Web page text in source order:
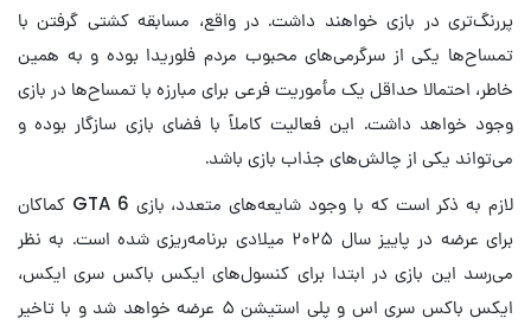
پررنگ‌تری در بازی خواهند داشت. در واقع، مسابقه کشتی گرفتن با
تمساح‌ها یکی از سرگرمی‌های محبوب مردم فلوریدا بوده و به همین
خاطر، احتمالا حداقل یک مأموریت فرعی برای مبارزه با تمساح‌ها در بازی
وجود خواهد داشت. این فعالیت کاملاً با فضای بازی سازگار بوده و
می‌تواند یکی از چالش‌های جذاب بازی باشد.
لازم به ذکر است که با وجود شایعه‌های متعدد، بازی GTA 6 کماکان
برای عرضه در پاییز سال ۲۰۲۵ میلادی برنامه‌ریزی شده است. به نظر
می‌رسد این بازی در ابتدا برای کنسول‌های ایکس باکس سری ایکس،
ایکس باکس سری اس و پلی استیشن ۵ عرضه خواهد شد و با تاخیر